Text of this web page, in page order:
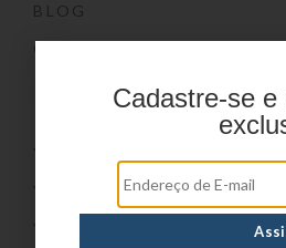
BLOG
CONTATO
Marcas
YIN’S PAPER
Cadastre-se